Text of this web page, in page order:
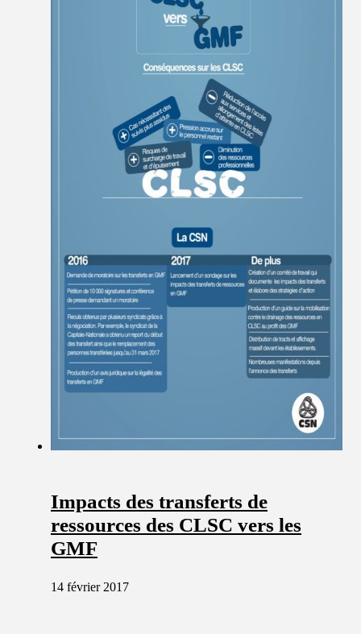
Impacts des transferts de
ressources des CLSC vers les
GMF
14 février 2017